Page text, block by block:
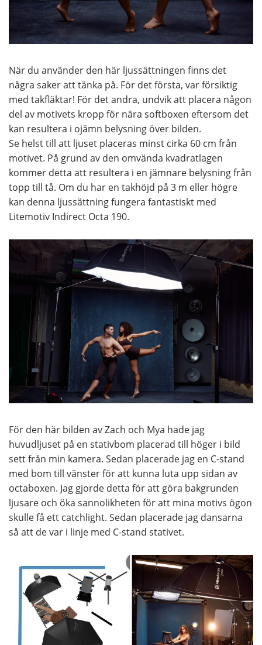
När du använder den här ljussättningen finns det
några saker att tänka på. För det första, var försiktig
med takfläktar! För det andra, undvik att placera någon
del av motivets kropp för nära softboxen eftersom det
kan resultera i ojämn belysning över bilden.
Se helst till att ljuset placeras minst cirka 60 cm från
motivet. På grund av den omvända kvadratlagen
kommer detta att resultera i en jämnare belysning från
topp till tå. Om du har en takhöjd på 3 m eller högre
kan denna ljussättning fungera fantastiskt med
Litemotiv Indirect Octa 190.
För den här bilden av Zach och Mya hade jag
huvudljuset på en stativbom placerad till höger i bild
sett från min kamera. Sedan placerade jag en C-stand
med bom till vänster för att kunna luta upp sidan av
octaboxen. Jag gjorde detta för att göra bakgrunden
ljusare och öka sannolikheten för att mina motivs ögon
skulle få ett catchlight. Sedan placerade jag dansarna
så att de var i linje med C-stand stativet.